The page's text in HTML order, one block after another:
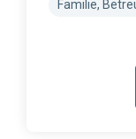
Familie,